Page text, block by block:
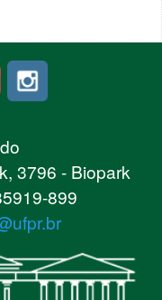
3796 - Biopark
899